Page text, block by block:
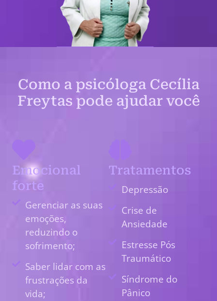
Como a psicóloga Cecília
Freytas pode ajudar você
Emocional
forte
Gerenciar as suas
emoções,
reduzindo o
sofrimento;
Saber lidar com as
frustrações da
vida;
Tratamentos
Depressão
Crise de
Ansiedade
Estresse Pós
Traumático
Síndrome do
Pânico